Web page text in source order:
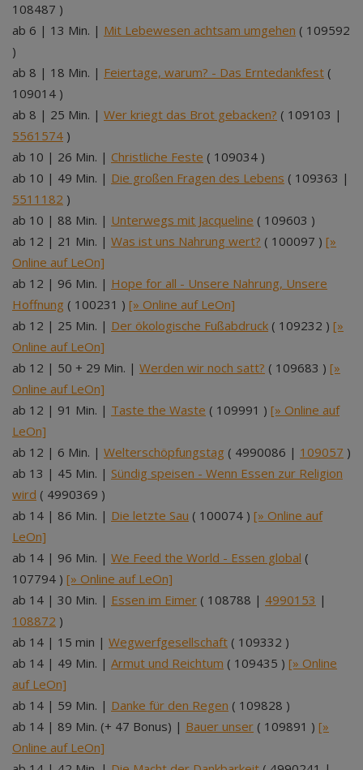
108487 )
ab 6 | 13 Min. | Mit Lebewesen achtsam umgehen ( 109592
)
ab 8 | 18 Min. | Feiertage, warum? - Das Erntedankfest (
109014 )
ab 8 | 25 Min. | Wer kriegt das Brot gebacken? ( 109103 |
5561574 )
ab 10 | 26 Min. | Christliche Feste ( 109034 )
ab 10 | 49 Min. | Die großen Fragen des Lebens ( 109363 |
5511182 )
ab 10 | 88 Min. | Unterwegs mit Jacqueline ( 109603 )
ab 12 | 21 Min. | Was ist uns Nahrung wert? ( 100097 ) [»
Online auf LeOn]
ab 12 | 96 Min. | Hope for all - Unsere Nahrung, Unsere
Hoffnung ( 100231 ) [» Online auf LeOn]
ab 12 | 25 Min. | Der ökologische Fußabdruck ( 109232 ) [»
Online auf LeOn]
ab 12 | 50 + 29 Min. | Werden wir noch satt? ( 109683 ) [»
Online auf LeOn]
ab 12 | 91 Min. | Taste the Waste ( 109991 ) [» Online auf
LeOn]
ab 12 | 6 Min. | Welterschöpfungstag ( 4990086 | 109057 )
ab 13 | 45 Min. | Sündig speisen - Wenn Essen zur Religion
wird ( 4990369 )
ab 14 | 86 Min. | Die letzte Sau ( 100074 ) [» Online auf
LeOn]
ab 14 | 96 Min. | We Feed the World - Essen global (
107794 ) [» Online auf LeOn]
ab 14 | 30 Min. | Essen im Eimer ( 108788 | 4990153 |
108872 )
ab 14 | 15 min | Wegwerfgesellschaft ( 109332 )
ab 14 | 49 Min. | Armut und Reichtum ( 109435 ) [» Online
auf LeOn]
ab 14 | 59 Min. | Danke für den Regen ( 109828 )
ab 14 | 89 Min. (+ 47 Bonus) | Bauer unser ( 109891 ) [»
Online auf LeOn]